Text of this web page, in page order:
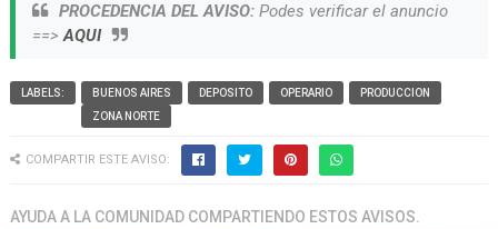
PROCEDENCIA DEL AVISO:Podes verificar el anuncio
==>AQUI
LABELS: BUENOS AIRES DEPOSITO OPERARIO
PRODUCCION
ZONA NORTE
COMPARTIR ESTE AVISO:
AYUDA A LA COMUNIDAD COMPARTIENDO ESTOS AVISOS.